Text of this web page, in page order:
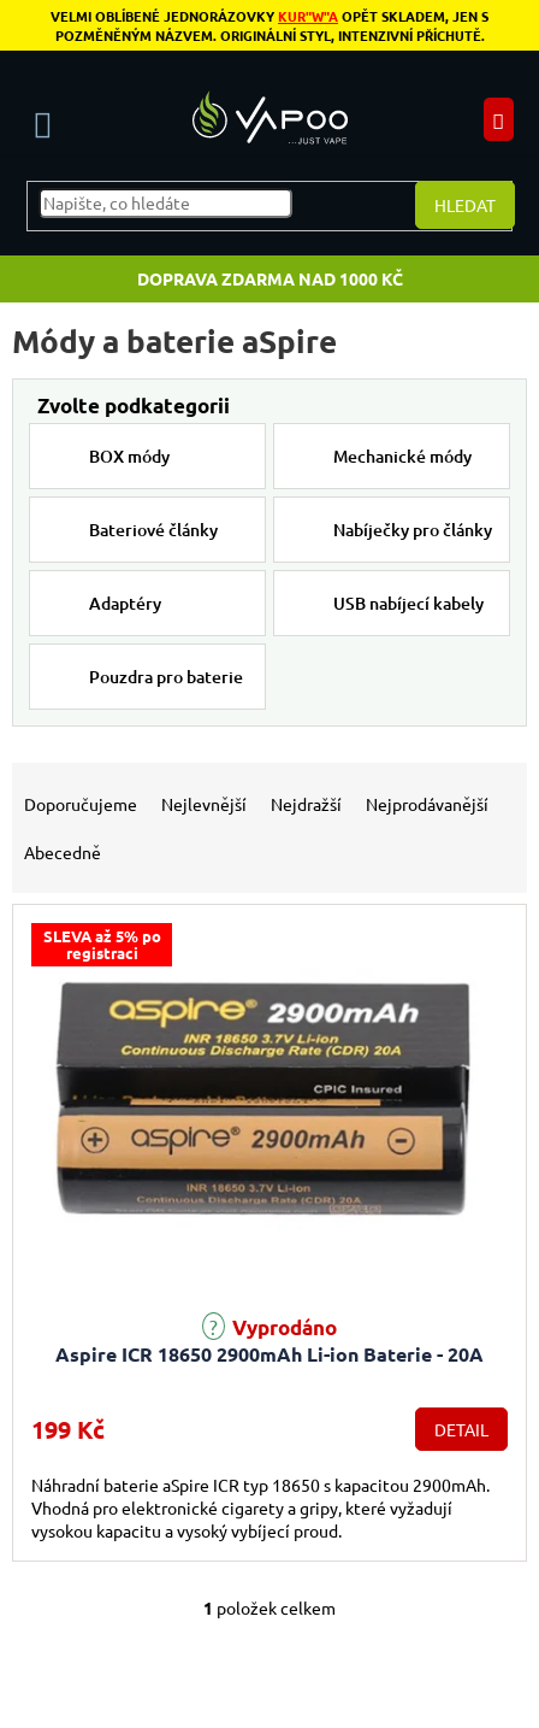
Přejít na obsah
VELMI OBLÍBENÉ JEDNORÁZOVKYKUR"W"AOPĚT SKLADEM, JEN S
POZMĚNĚNÝM NÁZVEM. ORIGINÁLNÍ STYL, INTENZIVNÍ PŘÍCHUTĚ.
HLEDAT
DOPRAVA ZDARMA NAD 1000 KČ
Módy a baterie aSpire
BOX módy Mechanické módy
Bateriové články Nabíječky pro články
Adaptéry USB nabíjecí kabely
Pouzdra pro baterie
Doporučujeme Nejlevnější Nejdražší Nejprodávanější
Abecedně
SLEVA až 5% po
registraci
Aspire ICR 18650 2900mAh Li-ion Baterie - 20A
Průměrné hodnocení produktu je 5,0 z 5 hvězdiček.
Vyprodáno
199 Kč DETAIL
Náhradní baterie aSpire ICR typ 18650 s kapacitou 2900mAh.
Vhodná pro elektronické cigarety a gripy, které vyžadují
vysokou kapacitu a vysoký vybíjecí proud.
Ovládací prvky
1 položek celkem